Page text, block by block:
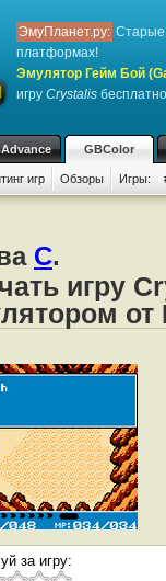
ЭмуПланет.ру: Старые
платформах!
Эмулятор Гейм Бой
игру Crystalis
GBColor
игр Обзоры Игры:
C.
игру
от
за игру: